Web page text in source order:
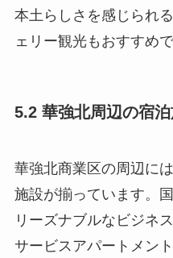
本土らしさを感じられ
ェリー観光もおすすめで
5.2 華強北周辺の宿
華強北商業区の周辺に
施設が揃っています。
リーズナブルなビジネ
サービスアパートメン